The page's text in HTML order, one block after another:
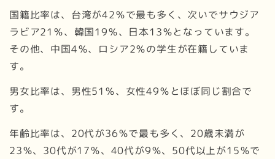
国籍比率は、台湾が42％で最も多く、次いでサウジア
ラビア21％、韓国19％、日本13％となっています。
その他、中国4％、ロシア2％の学生が在籍していま
す。
男女比率は、男性51％、女性49％とほぼ同じ割合で
す。
年齢比率は、20代が36％で最も多く、20歳未満が
23％、30代が17％、40代が9％、50代以上が15％で